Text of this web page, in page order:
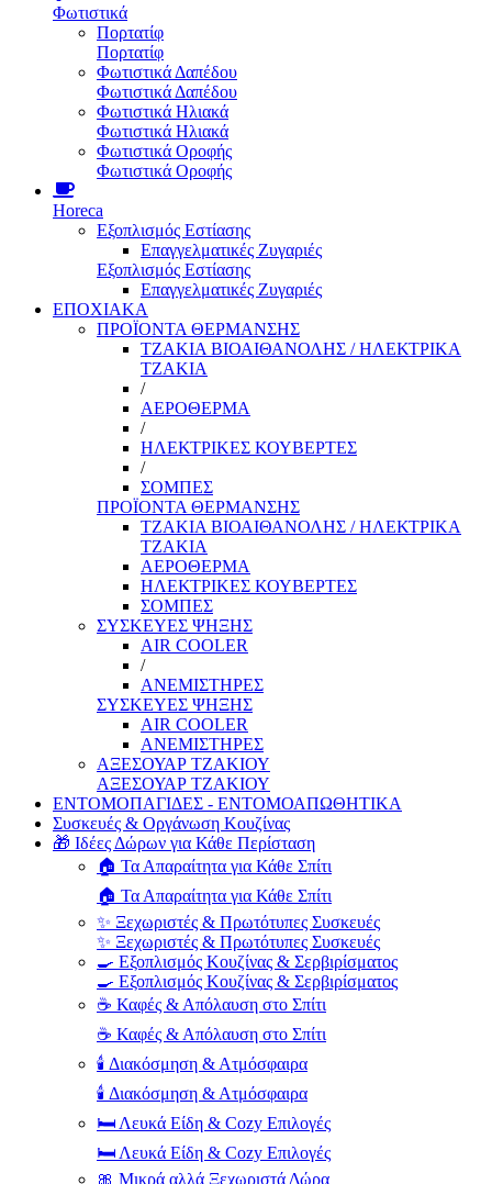
Φωτιστικά
Πορτατίφ
Πορτατίφ
Φωτιστικά Δαπέδου
Φωτιστικά Δαπέδου
Φωτιστικά Ηλιακά
Φωτιστικά Ηλιακά
Φωτιστικά Οροφής
Φωτιστικά Οροφής
Horeca
Εξοπλισμός Εστίασης
Επαγγελματικές Ζυγαριές
Εξοπλισμός Εστίασης
Επαγγελματικές Ζυγαριές
ΕΠΟΧΙΑΚΑ
ΠΡΟΪΟΝΤΑ ΘΕΡΜΑΝΣΗΣ
ΤΖΑΚΙΑ ΒΙΟΑΙΘΑΝΟΛΗΣ / ΗΛΕΚΤΡΙΚΑ
ΤΖΑΚΙΑ
/
ΑΕΡΟΘΕΡΜΑ
/
ΗΛΕΚΤΡΙΚΕΣ ΚΟΥΒΕΡΤΕΣ
/
ΣΟΜΠΕΣ
ΠΡΟΪΟΝΤΑ ΘΕΡΜΑΝΣΗΣ
ΤΖΑΚΙΑ ΒΙΟΑΙΘΑΝΟΛΗΣ / ΗΛΕΚΤΡΙΚΑ
ΤΖΑΚΙΑ
ΑΕΡΟΘΕΡΜΑ
ΗΛΕΚΤΡΙΚΕΣ ΚΟΥΒΕΡΤΕΣ
ΣΟΜΠΕΣ
ΣΥΣΚΕΥΕΣ ΨΗΞΗΣ
AIR COOLER
/
ΑΝΕΜΙΣΤΗΡΕΣ
ΣΥΣΚΕΥΕΣ ΨΗΞΗΣ
AIR COOLER
ΑΝΕΜΙΣΤΗΡΕΣ
ΑΞΕΣΟΥΑΡ ΤΖΑΚΙΟΥ
ΑΞΕΣΟΥΑΡ ΤΖΑΚΙΟΥ
ΕΝΤΟΜΟΠΑΓΙΔΕΣ - ΕΝΤΟΜΟΑΠΩΘΗΤΙΚΑ
Συσκευές & Οργάνωση Κουζίνας
🎁 Ιδέες Δώρων για Κάθε Περίσταση
🏠 Τα Απαραίτητα για Κάθε Σπίτι
🏠 Τα Απαραίτητα για Κάθε Σπίτι
✨ Ξεχωριστές & Πρωτότυπες Συσκευές
✨ Ξεχωριστές & Πρωτότυπες Συσκευές
🍳 Εξοπλισμός Κουζίνας & Σερβιρίσματος
🍳 Εξοπλισμός Κουζίνας & Σερβιρίσματος
☕ Καφές & Απόλαυση στο Σπίτι
☕ Καφές & Απόλαυση στο Σπίτι
🕯️ Διακόσμηση & Ατμόσφαιρα
🕯️ Διακόσμηση & Ατμόσφαιρα
🛏️ Λευκά Είδη & Cozy Επιλογές
🛏️ Λευκά Είδη & Cozy Επιλογές
🎀 Μικρά αλλά Ξεχωριστά Δώρα